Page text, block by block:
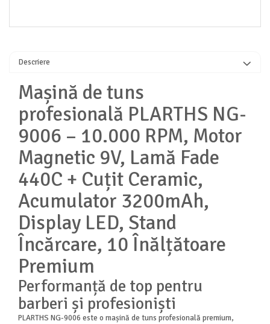
Descriere
Mașină de tuns
profesională PLARTHS NG-
9006 – 10.000 RPM, Motor
Magnetic 9V, Lamă Fade
440C + Cuțit Ceramic,
Acumulator 3200mAh,
Display LED, Stand
Încărcare, 10 Înălțătoare
Premium
Performanță de top pentru
barberi și profesioniști
PLARTHS NG-9006 este o mașină de tuns profesională premium,